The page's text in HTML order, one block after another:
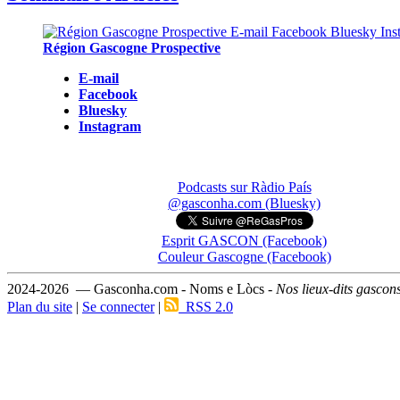
Région Gascogne Prospective
E-mail
Facebook
Bluesky
Instagram
Podcasts sur Ràdio País
@gasconha.com (Bluesky)
Esprit GASCON (Facebook)
Couleur Gascogne (Facebook)
2024-2026 — Gasconha.com - Noms e Lòcs - Nos lieux-dits
Plan du site | Se connecter| RSS 2.0